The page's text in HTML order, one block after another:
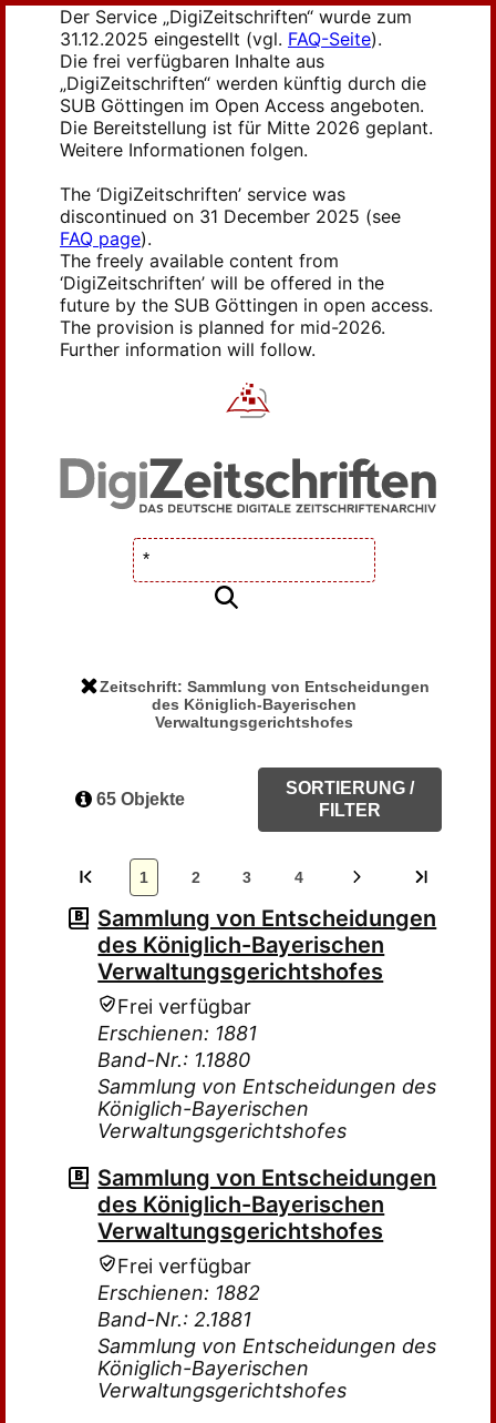
Der Service „DigiZeitschriften“ wurde zum
31.12.2025 eingestellt (vgl. FAQ-Seite).
Die frei verfügbaren Inhalte aus
„DigiZeitschriften“ werden künftig durch die
SUB Göttingen im Open Access angeboten.
Die Bereitstellung ist für Mitte 2026 geplant.
Weitere Informationen folgen.
The ‘DigiZeitschriften’ service was
discontinued on 31 December 2025 (see
FAQ page).
The freely available content from
‘DigiZeitschriften’ will be offered in the
future by the SUB Göttingen in open access.
The provision is planned for mid-2026.
Further information will follow.
Zeitschrift: Sammlung von Entscheidungen
des Königlich-Bayerischen
Verwaltungsgerichtshofes
65 Objekte
SORTIERUNG /
FILTER
1 2 3 4
Sammlung von Entscheidungen
des Königlich-Bayerischen
Verwaltungsgerichtshofes
Frei verfügbar
Erschienen: 1881
Band-Nr.: 1.1880
Sammlung von Entscheidungen des
Königlich-Bayerischen
Verwaltungsgerichtshofes
Sammlung von Entscheidungen
des Königlich-Bayerischen
Verwaltungsgerichtshofes
Frei verfügbar
Erschienen: 1882
Band-Nr.: 2.1881
Sammlung von Entscheidungen des
Königlich-Bayerischen
Verwaltungsgerichtshofes